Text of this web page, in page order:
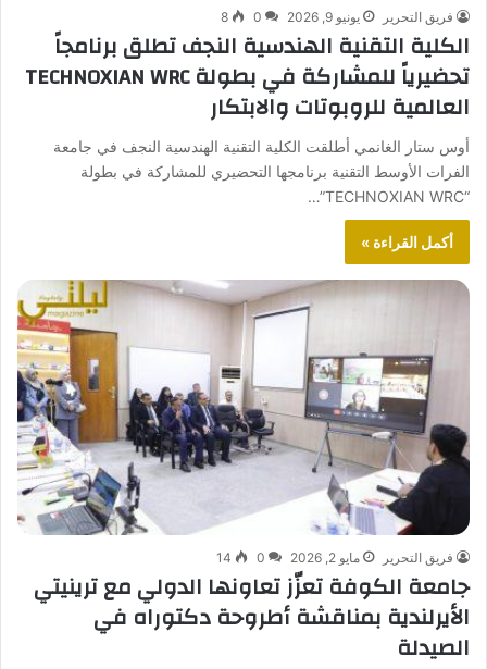
فريق التحرير يونيو 9, 2026 0
8
الكلية التقنية الهندسية النجف تطلق برنامجاً
تحضيرياً للمشاركة في بطولة TECHNOXIAN WRC
العالمية للروبوتات والابتكار
أوس ستار الغانمي أطلقت الكلية التقنية الهندسية النجف في جامعة
الفرات الأوسط التقنية برنامجها التحضيري للمشاركة في بطولة
“TECHNOXIAN WRC”…
أكمل القراءة »
فريق التحرير مايو 2, 2026 0
14
جامعة الكوفة تعزّز تعاونها الدولي مع ترينيتي
الأيرلندية بمناقشة أطروحة دكتوراه في
الصيدلة